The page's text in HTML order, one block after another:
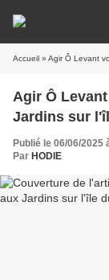
Accueil » Agir Ô Levant
Agir Ô
Jardins sur
Publié le 06/06/2025
Par HODIE